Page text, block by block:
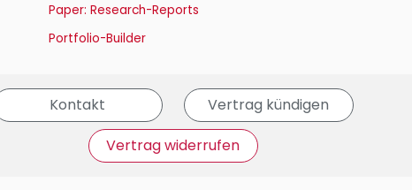
Paper: Research-Reports
Portfolio-Builder
Kontakt
Vertrag kündigen
Vertrag widerrufen